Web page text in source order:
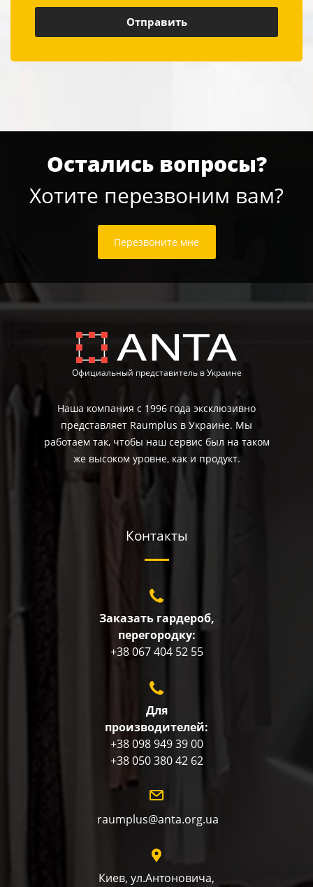
Остались вопросы?
Хотите перезвоним вам?
Перезвоните мне
Официальный представитель в Украине
Наша компания с 1996 года эксклюзивно
представляет Raumplus в Украине. Мы
работаем так, чтобы наш сервис был на таком
же высоком уровне, как и продукт.
Контакты
Заказать гардероб,
перегородку:
+38 067 404 52 55
Для
производителей:
+38 098 949 39 00
+38 050 380 42 62
raumplus@anta.org.ua
Киев, ул.Антоновича,